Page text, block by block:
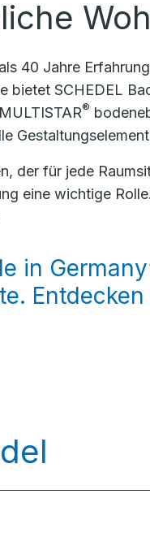
40 Jahre
SCHEDEL
®
der für jede
eine wichtige
in